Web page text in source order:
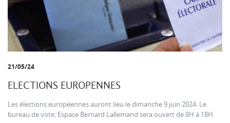
21/05/24
ELECTIONS EUROPENNES
Les élections européennes auront lieu le dimanche 9 juin 2024. Le
bureau de vote, Espace Bernard Lallemand sera ouvert de 8H à 18H.